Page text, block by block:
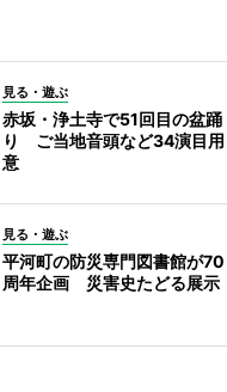
見る・遊ぶ
赤坂・浄土寺で51回目の盆踊
り ご当地音頭など34演目用
意
見る・遊ぶ
平河町の防災専門図書館が70
周年企画 災害史たどる展示